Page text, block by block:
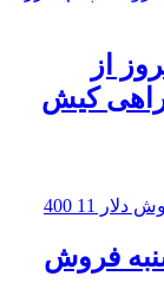
از
راهی کیش
فروش